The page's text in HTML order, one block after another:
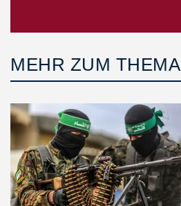
MEHR ZUM THEMA